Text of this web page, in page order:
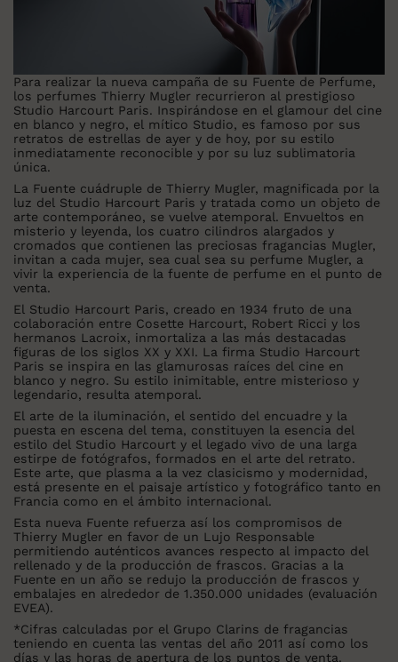
Para realizar la nueva campaña de su Fuente de Perfume,
los perfumes Thierry Mugler recurrieron al prestigioso
Studio Harcourt Paris. Inspirándose en el glamour del cine
en blanco y negro, el mítico Studio, es famoso por sus
retratos de estrellas de ayer y de hoy, por su estilo
inmediatamente reconocible y por su luz sublimatoria
única.
La Fuente cuádruple de Thierry Mugler, magnificada por la
luz del Studio Harcourt Paris y tratada como un objeto de
arte contemporáneo, se vuelve atemporal. Envueltos en
misterio y leyenda, los cuatro cilindros alargados y
cromados que contienen las preciosas fragancias Mugler,
invitan a cada mujer, sea cual sea su perfume Mugler, a
vivir la experiencia de la fuente de perfume en el punto de
venta.
El Studio Harcourt Paris, creado en 1934 fruto de una
colaboración entre Cosette Harcourt, Robert Ricci y los
hermanos Lacroix, inmortaliza a las más destacadas
figuras de los siglos XX y XXI. La firma Studio Harcourt
Paris se inspira en las glamurosas raíces del cine en
blanco y negro. Su estilo inimitable, entre misterioso y
legendario, resulta atemporal.
El arte de la iluminación, el sentido del encuadre y la
puesta en escena del tema, constituyen la esencia del
estilo del Studio Harcourt y el legado vivo de una larga
estirpe de fotógrafos, formados en el arte del retrato.
Este arte, que plasma a la vez clasicismo y modernidad,
está presente en el paisaje artístico y fotográfico tanto en
Francia como en el ámbito internacional.
Esta nueva Fuente refuerza así los compromisos de
Thierry Mugler en favor de un Lujo Responsable
permitiendo auténticos avances respecto al impacto del
rellenado y de la producción de frascos. Gracias a la
Fuente en un año se redujo la producción de frascos y
embalajes en alrededor de 1.350.000 unidades (evaluación
EVEA).
*Cifras calculadas por el Grupo Clarins de fragancias
teniendo en cuenta las ventas del año 2011 así como los
días y las horas de apertura de los puntos de venta.